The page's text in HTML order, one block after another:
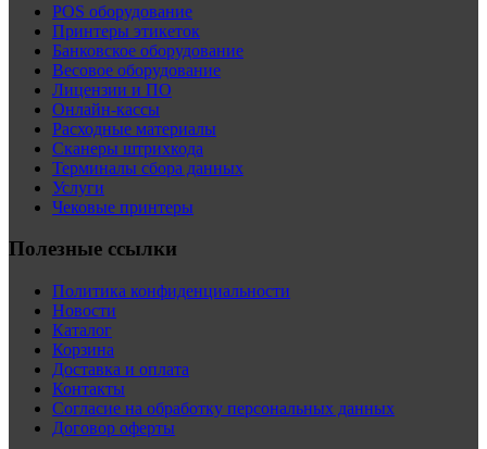
POS оборудование
Принтеры этикеток
Банковское оборудование
Весовое оборудование
Лицензии и ПО
Онлайн-кассы
Расходные материалы
Сканеры штрихкода
Терминалы сбора данных
Услуги
Чековые принтеры
Полезные ссылки
Политика конфиденциальности
Новости
Каталог
Корзина
Доставка и оплата
Контакты
Согласие на обработку персональных данных
Договор оферты